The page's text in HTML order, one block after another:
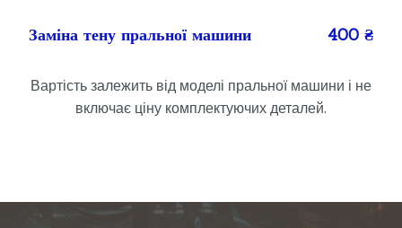
Заміна тену пральної машини 400 ₴
Вартість залежить від моделі пральної машини і не
включає ціну комплектуючих деталей.